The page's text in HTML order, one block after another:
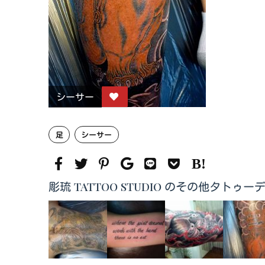
シーサー
足 シーサー
彫琉 TATTOO STUDIO のその他タトゥー